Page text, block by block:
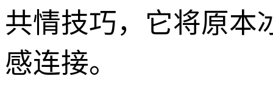
共情技巧，它将原本
感连接。